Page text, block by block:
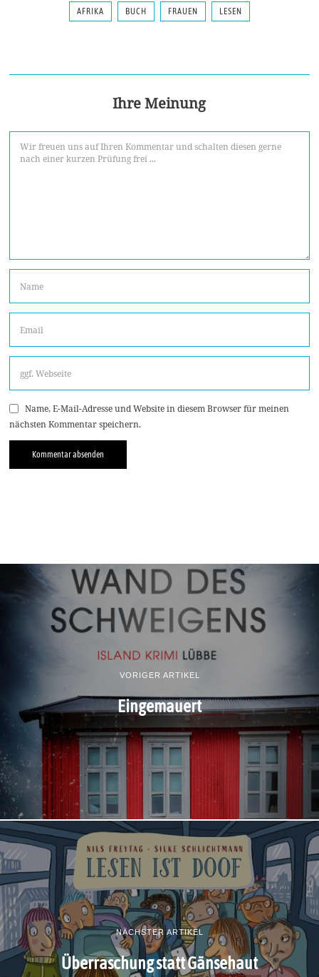
AFRIKA BUCH FRAUEN LESEN
Ihre Meinung
Name, E-Mail-Adresse und Website in diesem Browser für meinen
nächsten Kommentar speichern.
VORIGER ARTIKEL
Eingemauert
NÄCHSTER ARTIKEL
Überraschung statt Gänsehaut